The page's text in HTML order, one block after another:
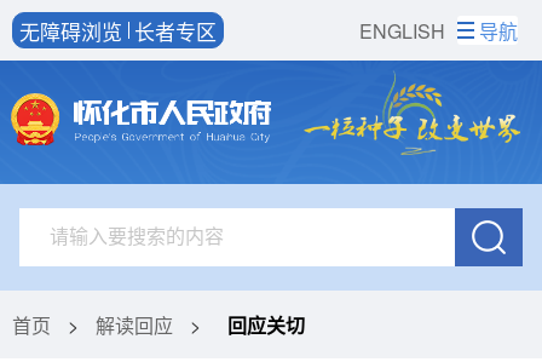
ENGLISH
无障碍浏览 长者专区 导航
首页 > 解读回应 > 回应关切